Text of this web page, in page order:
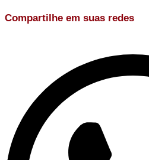
Compartilhe em suas redes